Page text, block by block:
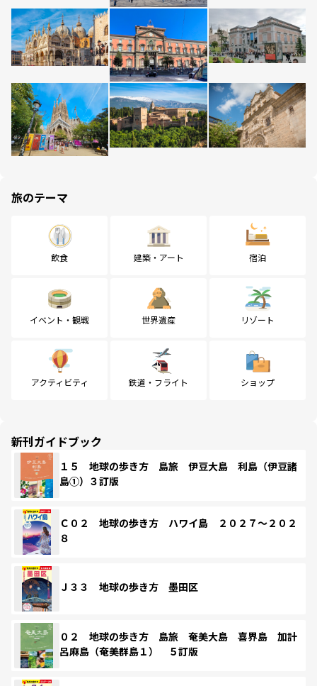
旅のテーマ
飲食 建築・アート 宿泊
イベント・観戦 世界遺産 リゾート
アクティビティ 鉄道・フライト ショップ
新刊ガイドブック
１５ 地球の歩き方 島旅 伊豆大島 利島（伊豆諸
島①）３訂版
Ｃ０２ 地球の歩き方 ハワイ島 ２０２７～２０２
８
Ｊ３３ 地球の歩き方 墨田区
０２ 地球の歩き方 島旅 奄美大島 喜界島 加計
呂麻島（奄美群島１） ５訂版